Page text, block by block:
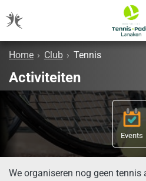
Home › Club › Tennis
Activiteiten
Events
We organiseren nog geen tennis